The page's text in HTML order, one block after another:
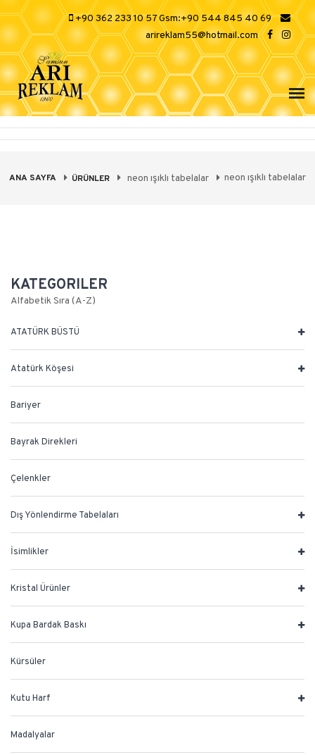
+90 362 233 10 57 Gsm:+90 544 845 40 69
arireklam55@hotmail.com
ANA SAYFA ÜRÜNLER neon ışıklı tabelalar neon ışıklı tabelalar
KATEGORILER
Alfabetik Sıra (A-Z)
ATATÜRK BÜSTÜ
Atatürk Köşesi
Bariyer
Bayrak Direkleri
Çelenkler
Dış Yönlendirme Tabelaları
İsimlikler
Kristal Ürünler
Kupa Bardak Baskı
Kürsüler
Kutu Harf
Madalyalar